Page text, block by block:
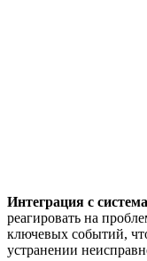
Интеграция с
реагировать на
ключевых событий,
устранении